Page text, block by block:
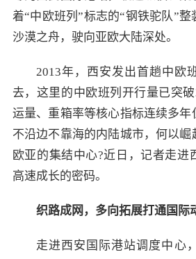
着“中欧班列”标志的“钢铁驼队”
沙漠之舟，驶向亚欧大陆深处。
2013年，西安发出首趟中欧
去，这里的中欧班列开行量已突
运量、重箱率等核心指标连续多
不沿边不靠海的内陆城市，何以
欧亚的集结中心?近日，记者走进
高速成长的密码。
织路成网，多向拓展打通国际
走进西安国际港站调度中心